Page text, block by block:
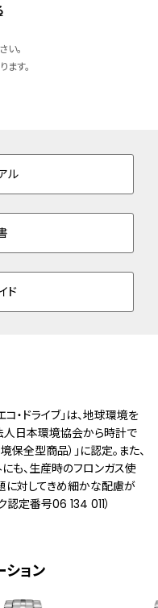
シュタイプ
ス（無反射コーティング）
能
能
機能
3年可動(パワーセーブ作動
受信
カレンダー
表示
い。
す。
ル
ド
・ドライブ」は、地球環境を
人日本環境協会から時計で
保全型商品）」に認定。また、
も、生産時のフロンガス使
に対してきめ細かな配慮が
認定番号06 134 011）
ション